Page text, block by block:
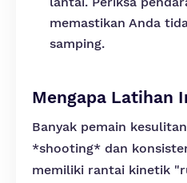
memastikan Anda
samping.
Mengapa Latihan
Banyak pemain
*shooting* dan
memiliki rantai kinetik